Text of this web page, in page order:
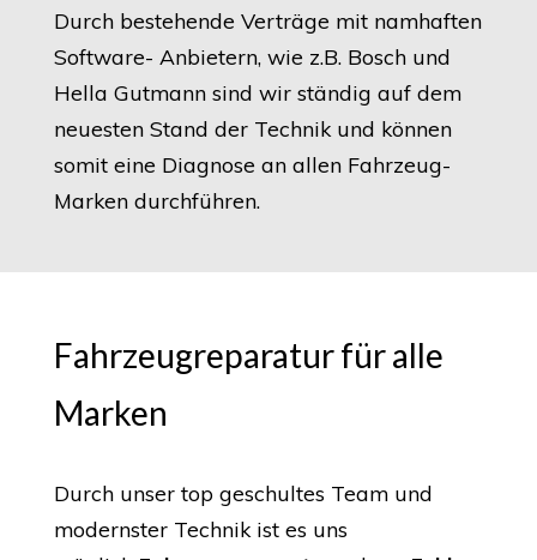
Durch bestehende Verträge mit namhaften
Software- Anbietern, wie z.B. Bosch und
Hella Gutmann sind wir ständig auf dem
neuesten Stand der Technik und können
somit eine Diagnose an allen Fahrzeug-
Marken durchführen.
Fahrzeugreparatur für alle
Marken
Durch unser top geschultes Team und
modernster Technik ist es uns